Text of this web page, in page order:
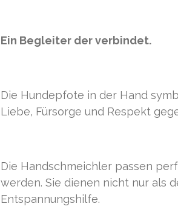
Ein Begleiter der verbindet.
Die Hundepfote in der Hand
Liebe, Fürsorge und Respekt
Die Handschmeichler passen
werden. Sie dienen nicht nur als
Entspannungshilfe.